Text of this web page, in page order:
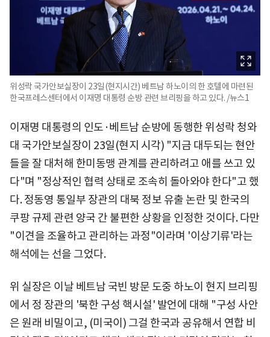
위성락 국가안보실장이 23일(현지시간) 베트남 하노이의 한 호텔에 마련된
한국프레스센터에서 이재명 대통령 순방 관련 브리핑을 하고 있다. /뉴스1
이재명 대통령의 인도·베트남 순방에 동행한 위성락 청와
대 국가안보실장이 23일(현지 시각) "지금 대두되는 현안
들을 잘 대처해 한미동맹 관계를 관리하려고 애를 쓰고 있
다"며 "정상적인 협력 상태로 조속히 돌아와야 한다"고 했
다. 정동영 통일부 장관의 대북 정보 유출 논란 및 한국의
쿠팡 규제 관련 양국 간 불편한 상황을 인정한 것이다. 다만
"이견을 조율하고 관리하는 과정"이라며 '이상기류'라는
해석에는 선을 그었다.
위 실장은 이날 베트남 국빈 방문 도중 하노이 현지 브리핑
에서 정 장관의 '북한 구성 핵시설' 발언에 대해 "구성 사안
은 원래 비밀이고, (미국이) 그걸 한국과 공유해서 연합 비